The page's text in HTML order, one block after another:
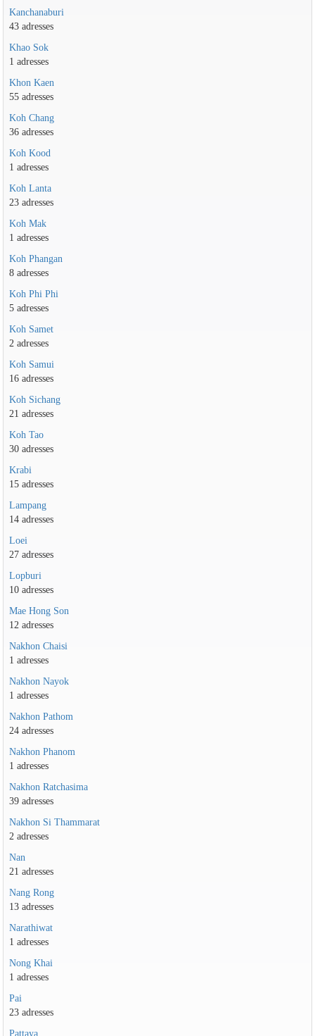
Kanchanaburi
43 adresses
Khao Sok
1 adresses
Khon Kaen
55 adresses
Koh Chang
36 adresses
Koh Kood
1 adresses
Koh Lanta
23 adresses
Koh Mak
1 adresses
Koh Phangan
8 adresses
Koh Phi Phi
5 adresses
Koh Samet
2 adresses
Koh Samui
16 adresses
Koh Sichang
21 adresses
Koh Tao
30 adresses
Krabi
15 adresses
Lampang
14 adresses
Loei
27 adresses
Lopburi
10 adresses
Mae Hong Son
12 adresses
Nakhon Chaisi
1 adresses
Nakhon Nayok
1 adresses
Nakhon Pathom
24 adresses
Nakhon Phanom
1 adresses
Nakhon Ratchasima
39 adresses
Nakhon Si Thammarat
2 adresses
Nan
21 adresses
Nang Rong
13 adresses
Narathiwat
1 adresses
Nong Khai
1 adresses
Pai
23 adresses
Pattaya